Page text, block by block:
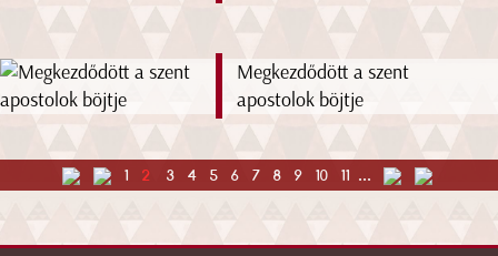
Megkezdődött a szent
apostolok böjtje
1 2 3 4 5 6 7 8 9 10 11 ...